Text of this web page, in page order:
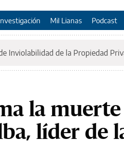
Mil Lianas Podcast
Inviolabilidad de la Propiedad
la
líder de